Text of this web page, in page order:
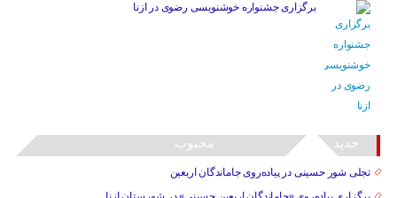
برگزاری جشنواره خوشنویسی رضوی در ازنا
جدید محبوب
تجلی شور حسینی در پیاده‌روی جاماندگان اربعین